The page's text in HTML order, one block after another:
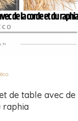
de table avec de
raphia